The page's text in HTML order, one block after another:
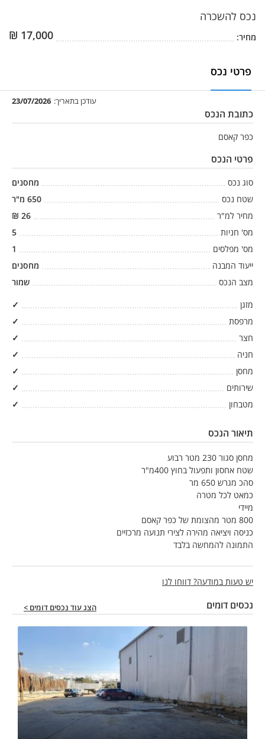
נכס להשכרה
מחיר: 17,000
₪
פרטי נכס
עודכן בתאריך: 23/07/2026
כתובת הנכס
כפר קאסם
פרטי הנכס
סוג נכס
מחסנים
שטח נכס
650 מ"ר
מחיר למ"ר
26
₪
מס' חניות
5
מס' מפלסים
1
ייעוד המבנה
מחסנים
מצב הנכס
שמור
מזגן
✓
מרפסת
✓
חצר
✓
חניה
✓
מחסן
✓
שירותים
✓
מטבחון
✓
תיאור הנכס
מחסן סגור 230 מטר רבוע
שטח אחסון ותפעול בחוץ 400מ"ר
סהכ מגרש 650 מר
כמאט לכל מטרה
מיידי
800 מטר מהצומת של כפר קאסם
כניסה ויציאה מהירה לצירי תנועה מרכזיים
התמונה להמחשה בלבד
יש טעות במודעה? דווחו לנו
נכסים דומים הצג עוד נכסים דומים >